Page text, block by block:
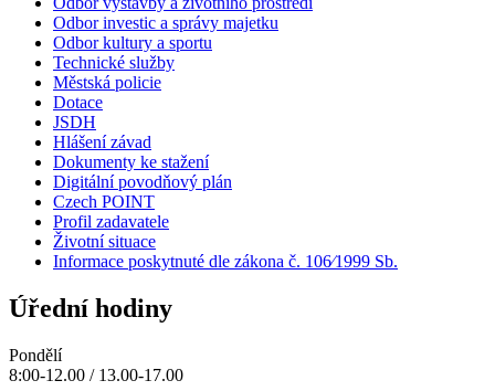
Odbor investic a správy majetku
Odbor kultury a sportu
Technické služby
Městská policie
Dotace
JSDH
Hlášení závad
Dokumenty ke stažení
Digitální povodňový plán
Czech POINT
Profil zadavatele
Životní situace
Informace poskytnuté dle zákona č. 106⁄1999 Sb.
Úřední hodiny
Pondělí
8:00-12.00 / 13.00-17.00